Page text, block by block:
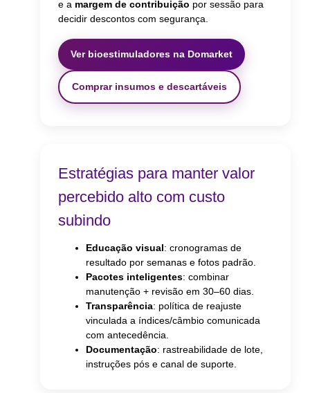
e a margem de contribuição por sessão para
decidir descontos com segurança.
Ver bioestimuladores na Domarket
Comprar insumos e descartáveis
Estratégias para manter valor
percebido alto com custo
subindo
Educação visual: cronogramas de
resultado por semanas e fotos padrão.
Pacotes inteligentes: combinar
manutenção + revisão em 30–60 dias.
Transparência: política de reajuste
vinculada a índices/câmbio comunicada
com antecedência.
Documentação: rastreabilidade de lote,
instruções pós e canal de suporte.